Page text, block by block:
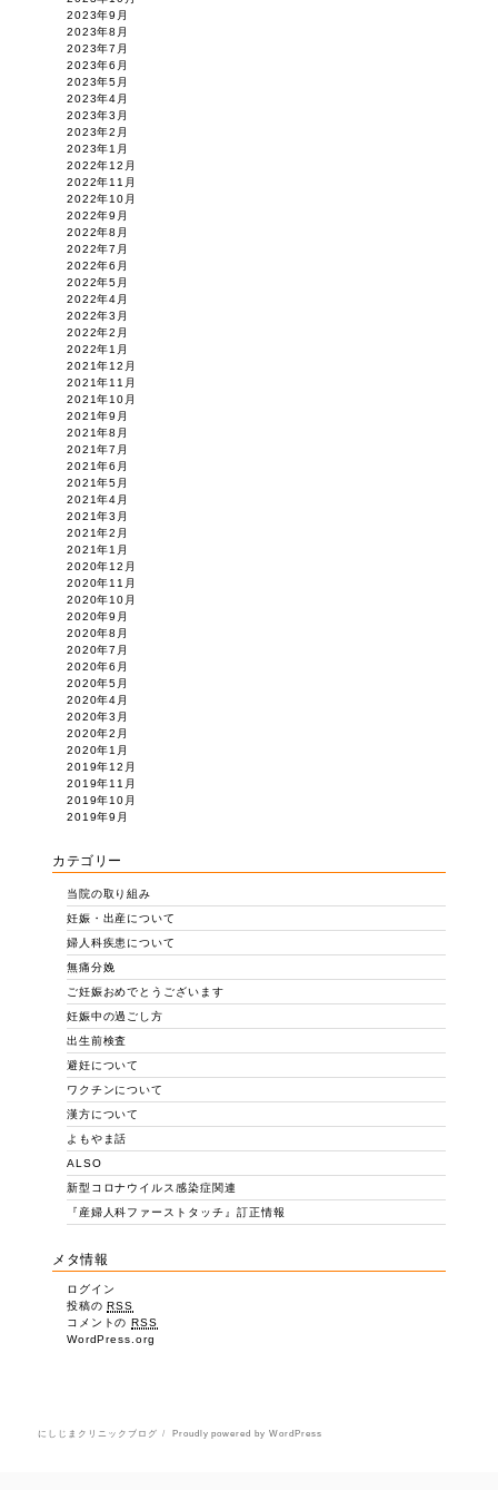
2023年9月
2023年8月
2023年7月
2023年6月
2023年5月
2023年4月
2023年3月
2023年2月
2023年1月
2022年12月
2022年11月
2022年10月
2022年9月
2022年8月
2022年7月
2022年6月
2022年5月
2022年4月
2022年3月
2022年2月
2022年1月
2021年12月
2021年11月
2021年10月
2021年9月
2021年8月
2021年7月
2021年6月
2021年5月
2021年4月
2021年3月
2021年2月
2021年1月
2020年12月
2020年11月
2020年10月
2020年9月
2020年8月
2020年7月
2020年6月
2020年5月
2020年4月
2020年3月
2020年2月
2020年1月
2019年12月
2019年11月
2019年10月
2019年9月
カテゴリー
当院の取り組み
妊娠・出産について
婦人科疾患について
無痛分娩
ご妊娠おめでとうございます
妊娠中の過ごし方
出生前検査
避妊について
ワクチンについて
漢方について
よもやま話
ALSO
新型コロナウイルス感染症関連
『産婦人科ファーストタッチ』訂正情報
メタ情報
ログイン
投稿のRSS
コメントのRSS
WordPress.org
にしじまクリニックブログ Proudly powered by WordPress